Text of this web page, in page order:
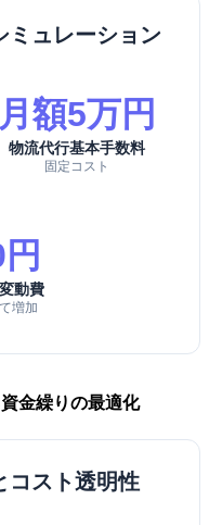
ミュレーション
月額5万円
物流代行基本手数料
固定コスト
動費
増加
金繰りの最適化
コスト透明性